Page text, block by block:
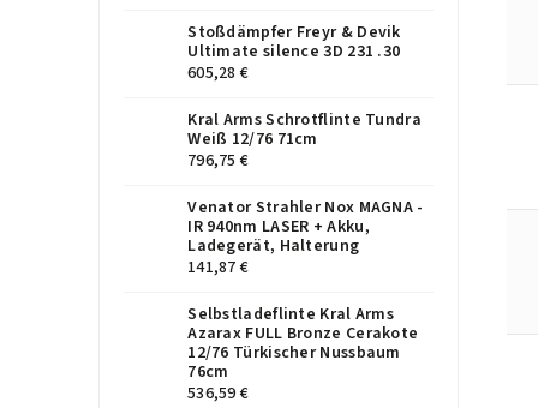
Stoßdämpfer Freyr & Devik
Ultimate silence 3D 231 .30
605,28 €
Kral Arms Schrotflinte Tundra
Weiß 12/76 71cm
796,75 €
Venator Strahler Nox MAGNA -
IR 940nm LASER + Akku,
Ladegerät, Halterung
141,87 €
Selbstladeflinte Kral Arms
Azarax FULL Bronze Cerakote
12/76 Türkischer Nussbaum
76cm
536,59 €